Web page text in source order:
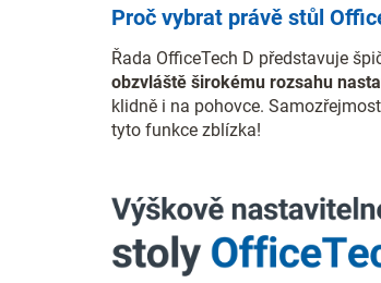
Proč vybrat právě stůl
Řada OfficeTech D představuje
obzvláště širokému rozsahu
klidně i na pohovce.
tyto funkce zblízka!